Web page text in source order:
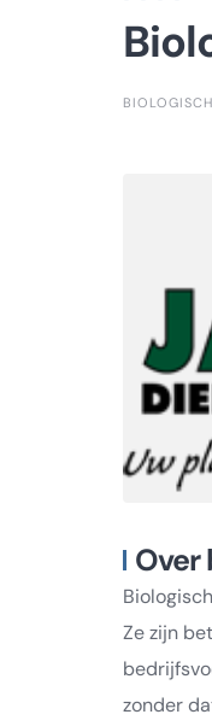
Over
Ze zijn
zonder